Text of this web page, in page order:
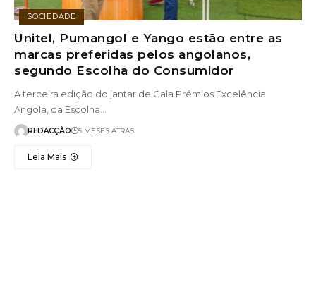
SOCIEDADE
Unitel, Pumangol e Yango estão entre as
marcas preferidas pelos angolanos,
segundo Escolha do Consumidor
A terceira edição do jantar de Gala Prémios Excelência
Angola, da Escolha…
REDACÇÃO 5 MESES ATRÁS
Leia Mais